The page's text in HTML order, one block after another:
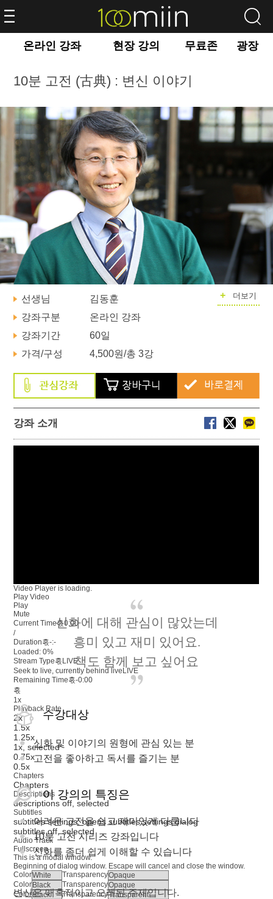
온라인 강좌 현장 강의 무료존 광장
10분 고전 (古典) : 변신 이야기
선생님 + 더보기
김동훈
강좌구분
온라인 강좌
강좌기간
60일
가격/구성
4,500원/총 3강
강좌 소개
Video Player is loading.
Play Video
Play
Mute
Current Time혻0:00
/
Duration혻-:-
Loaded:0%
Stream Type혻LIVE
Seek to live, currently behind liveLIVE
Remaining Time혻-0:00
혻
1x
Playback Rate
2x
1.5x
1.25x
1x, selected
0.75x
0.5x
Chapters
Chapters
Descriptions
descriptions off , selected
Subtitles
subtitles settings, opens subtitles settings dialog
subtitles off, selected
Audio Track
Fullscreen
This is a modal window.
Beginning of dialog window. Escape will cancel and close the window.
Color
Transparency
Color
Transparency
Color
Transparency
신화에 대해 관심이 많았는데
흥미 있고 재미 있어요.
책도 함께 보고 싶어요
수강대상
신화 및 이야기의 원형에 관심 있는 분
고전을 좋아하고 독서를 즐기는 분
이 강의의 특징은
어려운 고전을 쉽고 재미있게 다룹니다
10분 고전 시리즈 강좌입니다
신화를 좀더 쉽게 이해할 수 있습니다
변신은 매혹적이고 오래된 주제입니다.